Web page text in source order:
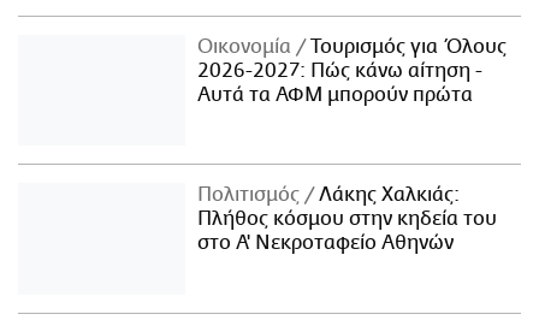
Οικονομία
Τουρισμός για Όλους
2026-2027: Πώς κάνω αίτηση -
Αυτά τα ΑΦΜ μπορούν πρώτα
Πολιτισμός
Λάκης Χαλκιάς:
Πλήθος κόσμου στην κηδεία του
στο Α' Νεκροταφείο Αθηνών